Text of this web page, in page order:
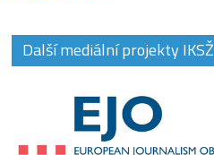
Další mediální projekty IKSŽ